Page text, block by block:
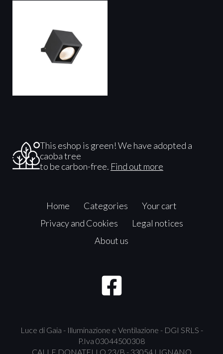
This eshop is green! We have adopted a
caoba tree
to be carbon-free. Find out more
Home Categories
Your cart
Privacy and Cookies
Legal notices
About us
Luce di Gaia - Illuminazione e Ventilazione - DGI SRLS -
P.Iva 03044500308
CALLE DONATELLO 23/B - 33054 LIGNANO